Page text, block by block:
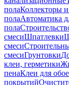
полаКоллекторы
полаАвтоматика
пола
смесиШпатлевки
смеси
смесиГрунтовки
клеи, герметики
пенаКлеи для
покрытий